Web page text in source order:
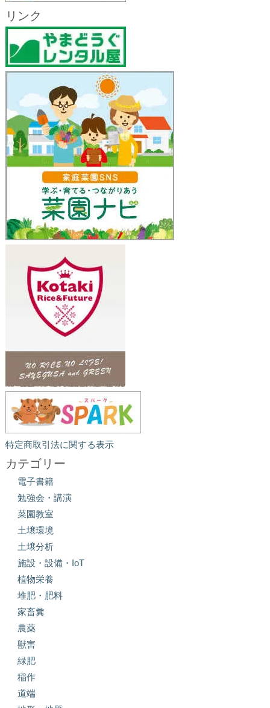
リンク
特定商取引法に関する表示
カテゴリー
電子書籍
勉強会・講演
菜園教室
土壌環境
土壌分析
施設・設備・IoT
植物栄養
堆肥・肥料
家畜糞
農薬
獣害
緑肥
稲作
道端